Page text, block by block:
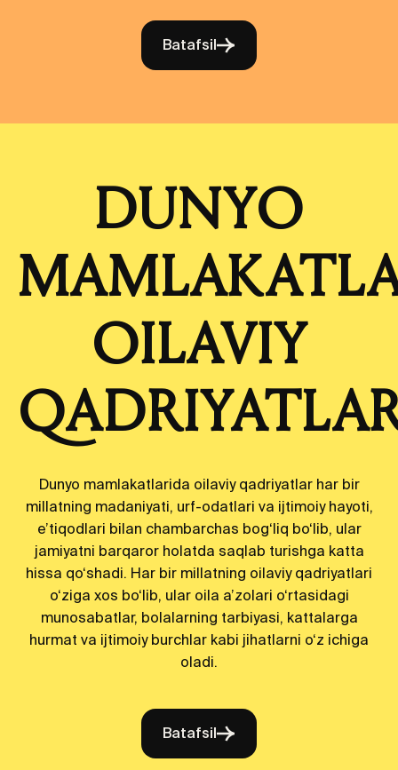
Batafsil
DUNYO
OILAVIY
Dunyo mamlakatlarida oilaviy qadriyatlar har bir
millatning madaniyati, urf-odatlari va ijtimoiy hayoti,
e’tiqodlari bilan chambarchas bog‘liq bo‘lib, ular
jamiyatni barqaror holatda saqlab turishga katta
hissa qo‘shadi. Har bir millatning oilaviy qadriyatlari
o‘ziga xos bo‘lib, ular oila a’zolari o‘rtasidagi
munosabatlar, bolalarning tarbiyasi, kattalarga
hurmat va ijtimoiy burchlar kabi jihatlarni o‘z ichiga
oladi.
Batafsil